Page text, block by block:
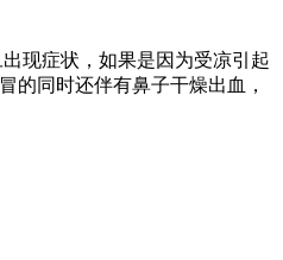
现症状，如果是因为受凉引起
的同时还伴有鼻子干燥出血，